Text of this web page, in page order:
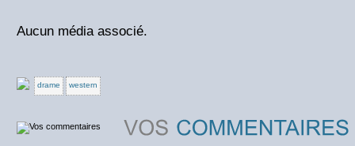
Aucun média associé.
drame western